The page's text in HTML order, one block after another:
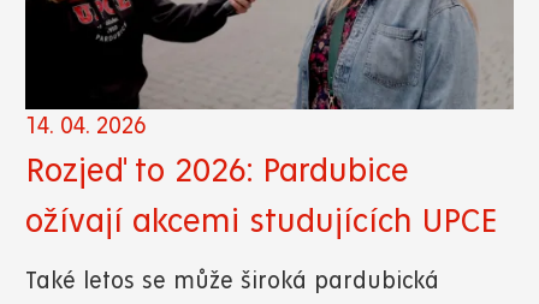
14. 04. 2026
Rozjeď to 2026: Pardubice
ožívají akcemi studujících UPCE
Také letos se může široká pardubická